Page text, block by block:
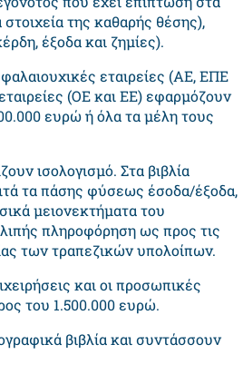
της καθαρής θέσης),
έξοδα και ζημίες).
εταιρείες (ΑΕ, ΕΠΕ
(ΟΕ και ΕΕ) εφαρμόζουν
ευρώ ή όλα τα μέλη τους
ισολογισμό. Στα βιβλία
τα πάσης φύσεως έσοδα/έξοδα,
μειονεκτήματα του
πληροφόρηση ως προς τις
των τραπεζικών υπολοίπων.
και οι προσωπικές
του 1.500.000 ευρώ.
βιβλία και συντάσσουν